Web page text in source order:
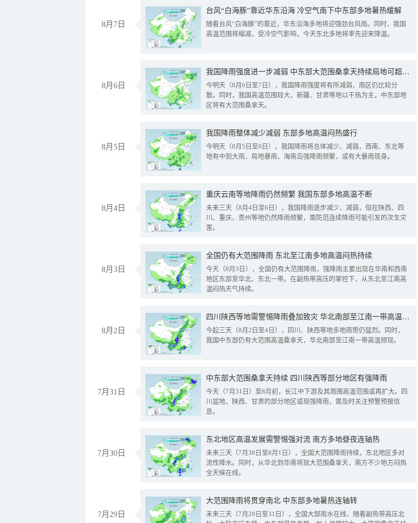
8月7日
台风“白海豚”靠近华东沿海 冷空气南下中东部多地暑热缓解
随着台风“白海豚”的靠近，华东沿海多地将迎强劲台风雨。同时，我国
高温范围将缩减，受冷空气影响，今天东北多地将率先迎来降温。
8月6日
我国降雨强度进一步减弱 中东部大范围桑拿天持续局地可超38℃
今明天（8月6日至7日），我国降雨强度将有所减弱，雨区仍比较分
散。同时，我国高温范围较大，新疆、甘肃等地以干热为主，中东部地
区将有大范围桑拿天。
8月5日
我国降雨整体减少减弱 东部多地高温闷热盛行
今明天（8月5日至6日），我国降雨将总体减少、减弱，西南、东北等
地有中到大雨，局地暴雨，海南岛强降雨频繁，或有大暴雨现身。
8月4日
重庆云南等地降雨仍然频繁 我国东部多地高温不断
未来三天（8月4日至6日），我国降雨逐步减少、减弱，但在陕西、四
川、重庆、贵州等地仍然降雨频繁，需防范连续降雨可能引发的次生灾
害。
8月3日
全国仍有大范围降雨 东北至江南多地高温闷热持续
今天（8月3日），全国仍有大范围降雨，强降雨主要出现在华南和西南
地区东部至华北、东北一带。在副热带高压的掌控下，从东北至江南高
温闷热天气持续。
8月2日
四川陕西等地需警惕降雨叠加致灾 华北南部至江南一带高温频现
今起三天（8月2日至4日），四川、陕西等地多地雨势仍猛烈。同时，
我国中东部仍有大范围高温桑拿天，华北南部至江南一带高温频现。
7月31日
中东部大范围桑拿天持续 四川陕西等部分地区有强降雨
今天（7月31日）至8月初，长江中下游及其周围高温范围或再扩大。四
川盆地、陕西、甘肃的部分地区或现强降雨，需及时关注预警预报信
息。
7月30日
东北地区高温发展需警惕强对流 南方多地昼夜连轴热
未来三天（7月30日至8月1日），全国大范围降雨持续，东北地区多对
流性降水。同时，从华北到华南将现大范围桑拿天，南方不少地方闷热
全天候在线。
7月29日
大范围降雨将贯穿南北 中东部多地暑热连轴转
未来三天（7月29日至31日），全国大部雨水在线，随着副热带高压北